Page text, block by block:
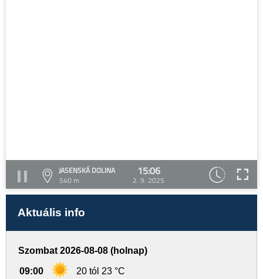
JASENSKÁ DOLINA
540 m
15:06
2. 9. 2025
Aktuális info
Szombat 2026-08-08 (holnap)
09:00 20 tól 23 °C